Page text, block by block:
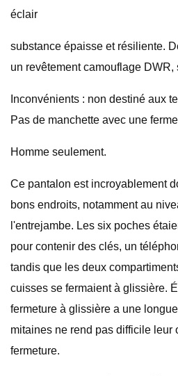
éclair
substance épaisse et résiliente.
un revêtement camouflage DWR,
Inconvénients : non destiné aux
Pas de manchette avec une
Homme seulement.
Ce pantalon est incroyablement
bons endroits, notamment au
l'entrejambe. Les six poches
pour contenir des clés, un
tandis que les deux
cuisses se fermaient à glissière.
fermeture à glissière a une
mitaines ne rend pas difficile leur
fermeture.